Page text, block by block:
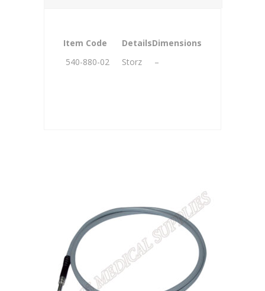
Item Code DetailsDimensions
540-880-02
Storz –